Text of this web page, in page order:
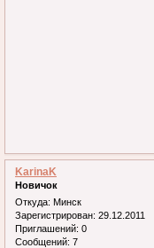
KarinaK
Новичок
Откуда: Минск
Зарегистрирован: 29.12.2011
Приглашений: 0
Сообщений: 7